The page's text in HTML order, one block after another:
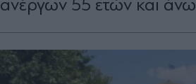
ανέργων 55 ετών και άνω